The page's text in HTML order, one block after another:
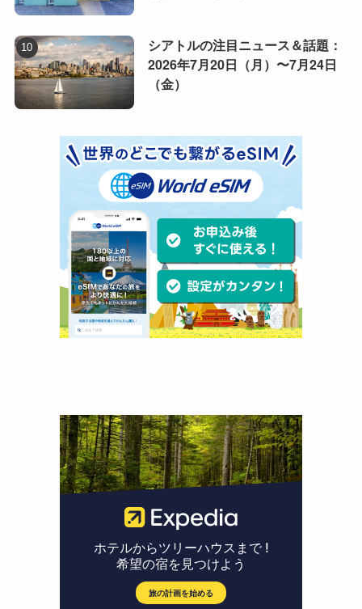
シアトルの注目ニュース＆話題：
2026年7月20日（月）〜7月24日
（金）